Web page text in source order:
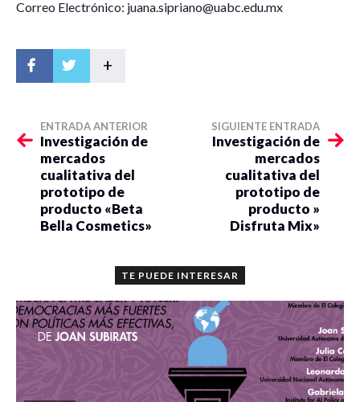
Correo Electrónico: juana.sipriano@uabc.edu.mx
+
ENTRADA ANTERIOR
Investigación de
mercados
cualitativa del
prototipo de
producto «Beta
Bella Cosmetics»
SIGUIENTE ENTRADA
Investigación de
mercados
cualitativa del
prototipo de
producto »
Disfruta Mix»
TE PUEDE INTERESAR